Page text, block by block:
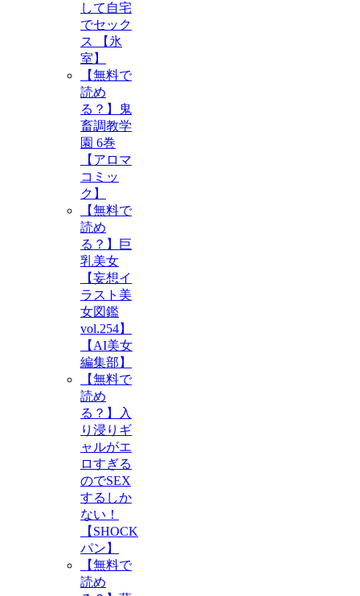
して自宅
でセック
ス 【氷
室】
【無料で
読め
る？】鬼
畜調教学
園 6巻
【アロマ
コミッ
ク】
【無料で
読め
る？】巨
乳美女
【妄想イ
ラスト美
女図鑑
vol.254】
【AI美女
編集部】
【無料で
読め
る？】入
り浸りギ
ャルがエ
ロすぎる
のでSEX
するしか
ない！
【SHOCK
パン】
【無料で
読め